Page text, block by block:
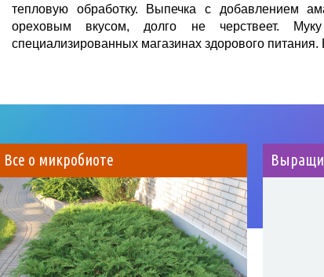
тепловую обработку. Выпечка с добавлением
ореховым вкусом, долго не черствеет.
специализированных магазинах здорового питания.
Все о микробиоте